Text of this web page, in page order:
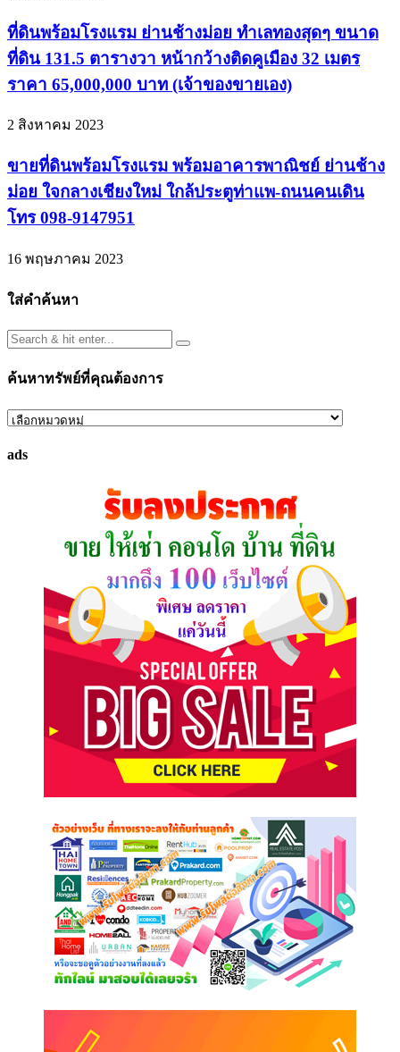
ที่ดินพร้อมโรงแรม ย่านช้างม่อย ทำเลทองสุดๆ ขนาด
ที่ดิน 131.5 ตารางวา หน้ากว้างติดคูเมือง 32 เมตร
ราคา 65,000,000 บาท (เจ้าของขายเอง)
2 สิงหาคม 2023
ขายที่ดินพร้อมโรงแรม พร้อมอาคารพาณิชย์ ย่านช้าง
ม่อย ใจกลางเชียงใหม่ ใกล้ประตูท่าแพ-ถนนคนเดิน
โทร 098-9147951
16 พฤษภาคม 2023
ใส่คำค้นหา
ค้นหาทรัพย์ที่คุณต้องการ
ค้นหา
ที่
ads